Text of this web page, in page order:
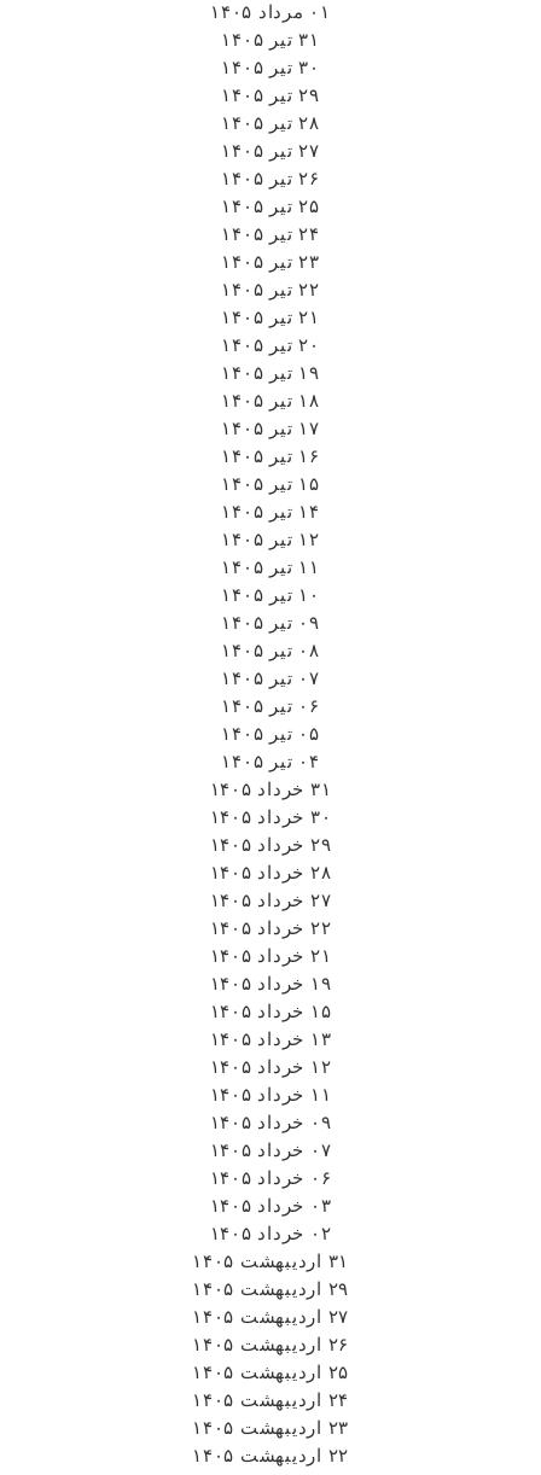
۰۱ مرداد ۱۴۰۵
۳۱ تیر ۱۴۰۵
۳۰ تیر ۱۴۰۵
۲۹ تیر ۱۴۰۵
۲۸ تیر ۱۴۰۵
۲۷ تیر ۱۴۰۵
۲۶ تیر ۱۴۰۵
۲۵ تیر ۱۴۰۵
۲۴ تیر ۱۴۰۵
۲۳ تیر ۱۴۰۵
۲۲ تیر ۱۴۰۵
۲۱ تیر ۱۴۰۵
۲۰ تیر ۱۴۰۵
۱۹ تیر ۱۴۰۵
۱۸ تیر ۱۴۰۵
۱۷ تیر ۱۴۰۵
۱۶ تیر ۱۴۰۵
۱۵ تیر ۱۴۰۵
۱۴ تیر ۱۴۰۵
۱۲ تیر ۱۴۰۵
۱۱ تیر ۱۴۰۵
۱۰ تیر ۱۴۰۵
۰۹ تیر ۱۴۰۵
۰۸ تیر ۱۴۰۵
۰۷ تیر ۱۴۰۵
۰۶ تیر ۱۴۰۵
۰۵ تیر ۱۴۰۵
۰۴ تیر ۱۴۰۵
۳۱ خرداد ۱۴۰۵
۳۰ خرداد ۱۴۰۵
۲۹ خرداد ۱۴۰۵
۲۸ خرداد ۱۴۰۵
۲۷ خرداد ۱۴۰۵
۲۲ خرداد ۱۴۰۵
۲۱ خرداد ۱۴۰۵
۱۹ خرداد ۱۴۰۵
۱۵ خرداد ۱۴۰۵
۱۳ خرداد ۱۴۰۵
۱۲ خرداد ۱۴۰۵
۱۱ خرداد ۱۴۰۵
۰۹ خرداد ۱۴۰۵
۰۷ خرداد ۱۴۰۵
۰۶ خرداد ۱۴۰۵
۰۳ خرداد ۱۴۰۵
۰۲ خرداد ۱۴۰۵
۳۱ اردیبهشت ۱۴۰۵
۲۹ اردیبهشت ۱۴۰۵
۲۷ اردیبهشت ۱۴۰۵
۲۶ اردیبهشت ۱۴۰۵
۲۵ اردیبهشت ۱۴۰۵
۲۴ اردیبهشت ۱۴۰۵
۲۳ اردیبهشت ۱۴۰۵
۲۲ اردیبهشت ۱۴۰۵